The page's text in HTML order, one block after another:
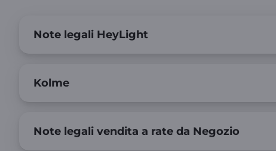
Note legali HeyLight
Kolme
Note legali vendita a rate da Negozio